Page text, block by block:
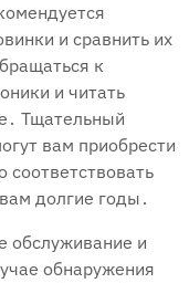
и сравнить их
к
и читать
Тщательный
вам приобрести
долгие годы․
обслуживание и
обнаружения